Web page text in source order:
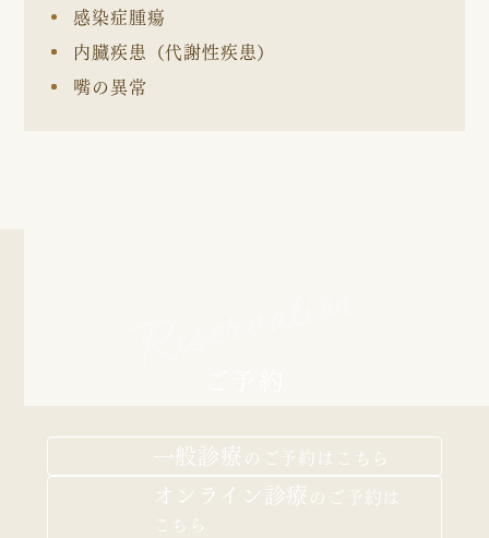
感染症腫瘍
内臓疾患（代謝性疾患）
嘴の異常
一般診療 の ご予約はこちら
オンライン診療 の ご予約は
こちら